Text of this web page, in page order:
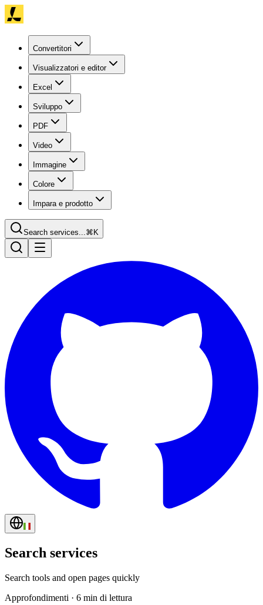
Convertitori
Visualizzatori e editor
Excel
Sviluppo
PDF
Video
Immagine
Colore
Impara e prodotto
Search services...⌘K
Search services
Search tools and open pages quickly
Approfondimenti · 6 min di lettura